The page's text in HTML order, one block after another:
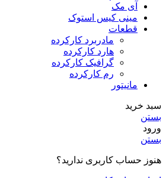
آی مک
مینی کیس استوک
قطعات
مادربرد کارکرده
هارد کارکرده
گرافیک کارکرده
رم کارکرده
مانیتور
سبد خرید
بستن
ورود
بستن
هنوز حساب کاربری ندارید؟